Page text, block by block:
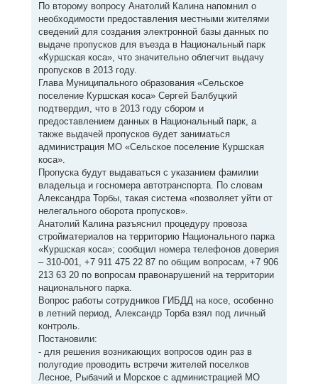
По второму вопросу Анатолий Калина напомнил о
необходимости предоставления местными жителями
сведений для создания электронной базы данных по
выдаче пропусков для въезда в Национальный парк
«Куршская коса», что значительно облегчит выдачу
пропусков в 2013 году.
Глава Муниципального образования «Сельское
поселение Куршская коса» Сергей Балбуцкий
подтвердил, что в 2013 году сбором и
предоставлением данных в Национальный парк, а
также выдачей пропусков будет заниматься
администрация МО «Сельское поселение Куршская
коса».
Пропуска будут выдаваться с указанием фамилии
владельца и госномера автотранспорта. По словам
Александра Торбы, такая система «позволяет уйти от
нелегального оборота пропусков».
Анатолий Калина разъяснил процедуру провоза
стройматериалов на территорию Национального парка
«Куршская коса»; сообщил номера телефонов доверия
– 310-001, +7 911 475 22 87 по общим вопросам, +7 906
213 63 20 по вопросам правонарушений на территории
национального парка.
Вопрос работы сотрудников ГИБДД на косе, особенно
в летний период, Александр Торба взял под личный
контроль.
Постановили:
- для решения возникающих вопросов один раз в
полугодие проводить встречи жителей поселков
Лесное, Рыбачий и Морское с администрацией МО